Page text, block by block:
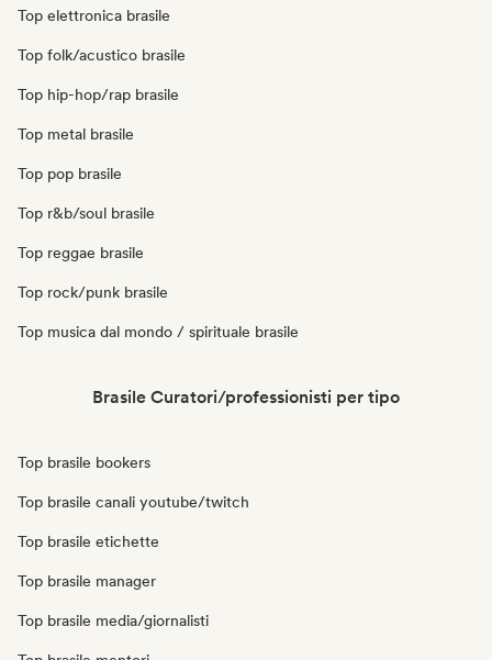
Top elettronica brasile
Top folk/acustico brasile
Top hip-hop/rap brasile
Top metal brasile
Top pop brasile
Top r&b/soul brasile
Top reggae brasile
Top rock/punk brasile
Top musica dal mondo / spirituale brasile
Brasile Curatori/professionisti per tipo
Top brasile bookers
Top brasile canali youtube/twitch
Top brasile etichette
Top brasile manager
Top brasile media/giornalisti